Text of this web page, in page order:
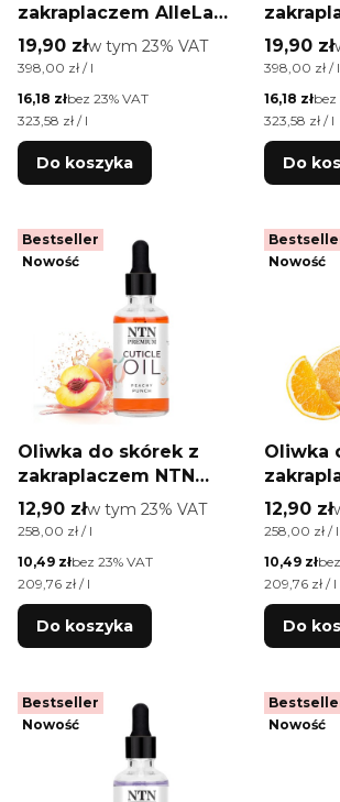
zakraplaczem AlleLac
o zapachu Bloom
Touch 50 ml
Cena brutto
19,90 złw tym %s VAT
w tym 23% VAT
Cena jednostkowa brutto
398,00 zł / l
Cena netto
16,18 złbez 23% VAT
Cena jednostkowa netto
323,58 zł / l
Do koszyka
o
50 ml
Cena
19,90 zł
Cena
398,00 zł / l
Cena netto
16,18 złbez
Cena
323,58 zł / l
Do
Bestseller
Nowość
Oliwka do skórek z
zakraplaczem NTN
Premium o zapachu
Peachy Punch 50 ml
Cena brutto
12,90 złw tym %s VAT
w tym 23% VAT
Cena jednostkowa brutto
258,00 zł / l
Cena netto
10,49 złbez 23% VAT
Cena jednostkowa netto
209,76 zł / l
Do koszyka
Nowość
Oliwka
Juicy
Cena
12,90 zł
Cena
258,00 zł / l
Cena netto
10,49 zł
Cena
209,76 zł / l
Do
Bestseller
Nowość
Nowość